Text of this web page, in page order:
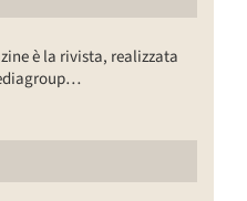
è la rivista, realizzata